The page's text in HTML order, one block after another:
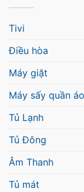
Tivi
Điều hòa
Máy giặt
Máy sấy quần áo
Tủ Lạnh
Tủ Đông
Âm Thanh
Tủ mát